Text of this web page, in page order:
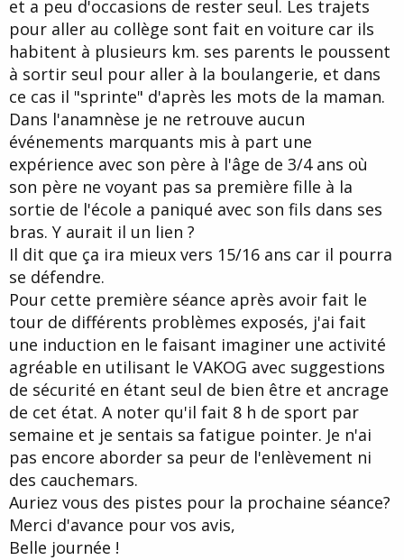
et a peu d'occasions de rester seul. Les trajets
pour aller au collège sont fait en voiture car ils
habitent à plusieurs km. ses parents le poussent
à sortir seul pour aller à la boulangerie, et dans
ce cas il "sprinte" d'après les mots de la maman.
Dans l'anamnèse je ne retrouve aucun
événements marquants mis à part une
expérience avec son père à l'âge de 3/4 ans où
son père ne voyant pas sa première fille à la
sortie de l'école a paniqué avec son fils dans ses
bras. Y aurait il un lien ?
Il dit que ça ira mieux vers 15/16 ans car il pourra
se défendre.
Pour cette première séance après avoir fait le
tour de différents problèmes exposés, j'ai fait
une induction en le faisant imaginer une activité
agréable en utilisant le VAKOG avec suggestions
de sécurité en étant seul de bien être et ancrage
de cet état. A noter qu'il fait 8 h de sport par
semaine et je sentais sa fatigue pointer. Je n'ai
pas encore aborder sa peur de l'enlèvement ni
des cauchemars.
Auriez vous des pistes pour la prochaine séance?
Merci d'avance pour vos avis,
Belle journée !